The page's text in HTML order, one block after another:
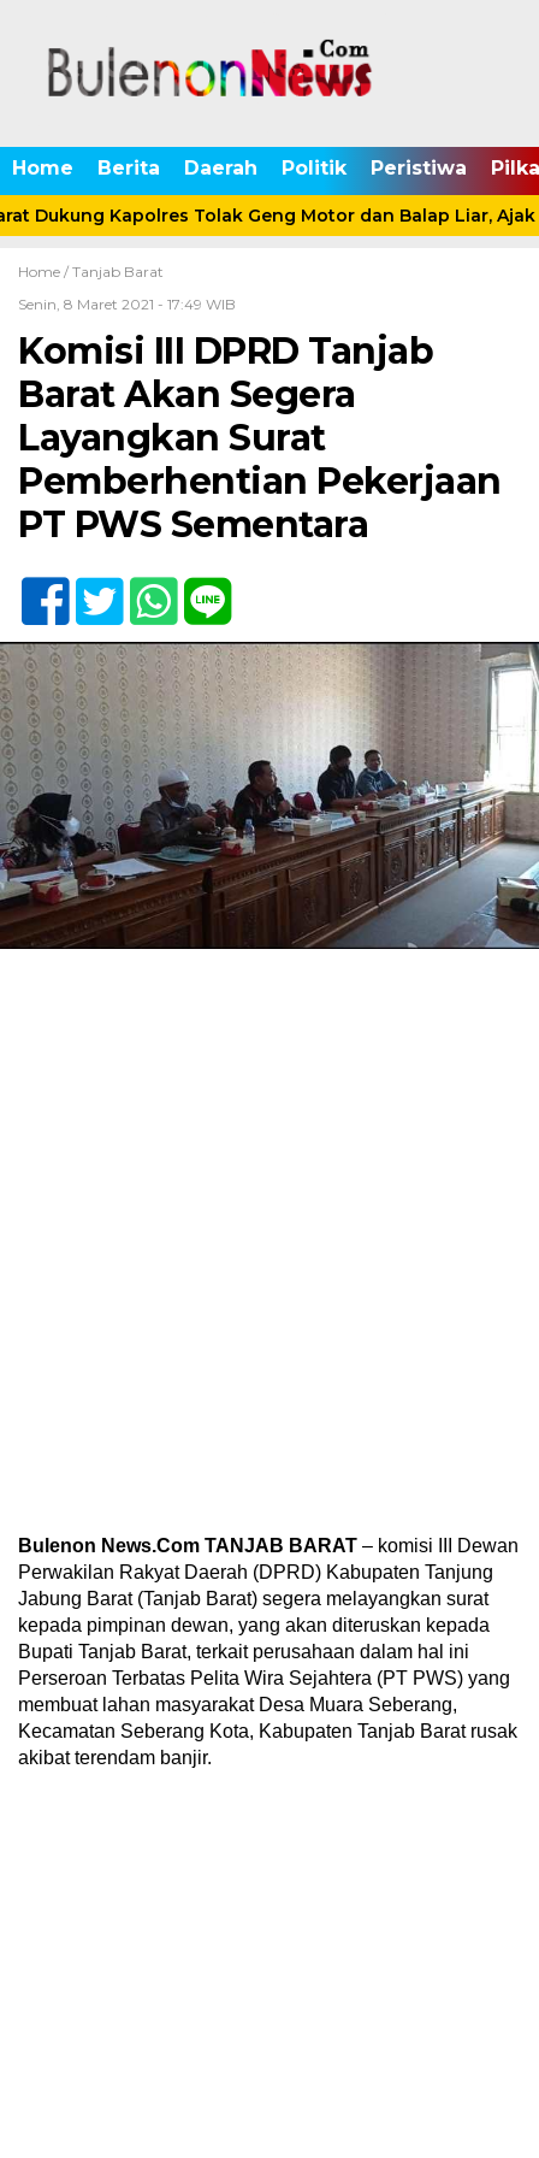
Home Berita Daerah Politik Peristiwa
Dukung Kapolres Tolak Geng Motor dan Balap Liar, Ajak
Home / Tanjab Barat
Senin, 8 Maret 2021 - 17:49 WIB
Komisi III DPRD Tanjab
Barat Akan Segera
Layangkan Surat
Pemberhentian Pekerjaan
PT PWS Sementara
Bulenon News.Com TANJAB BARAT – komisi III Dewan
Perwakilan Rakyat Daerah (DPRD) Kabupaten Tanjung
Jabung Barat (Tanjab Barat) segera melayangkan surat
kepada pimpinan dewan, yang akan diteruskan kepada
Bupati Tanjab Barat, terkait perusahaan dalam hal ini
Perseroan Terbatas Pelita Wira Sejahtera (PT PWS) yang
membuat lahan masyarakat Desa Muara Seberang,
Kecamatan Seberang Kota, Kabupaten Tanjab Barat rusak
akibat terendam banjir.